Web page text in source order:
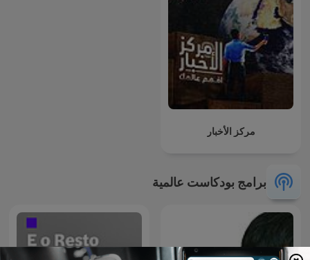
مركز الأخبار
برامج بودكاست عالمية